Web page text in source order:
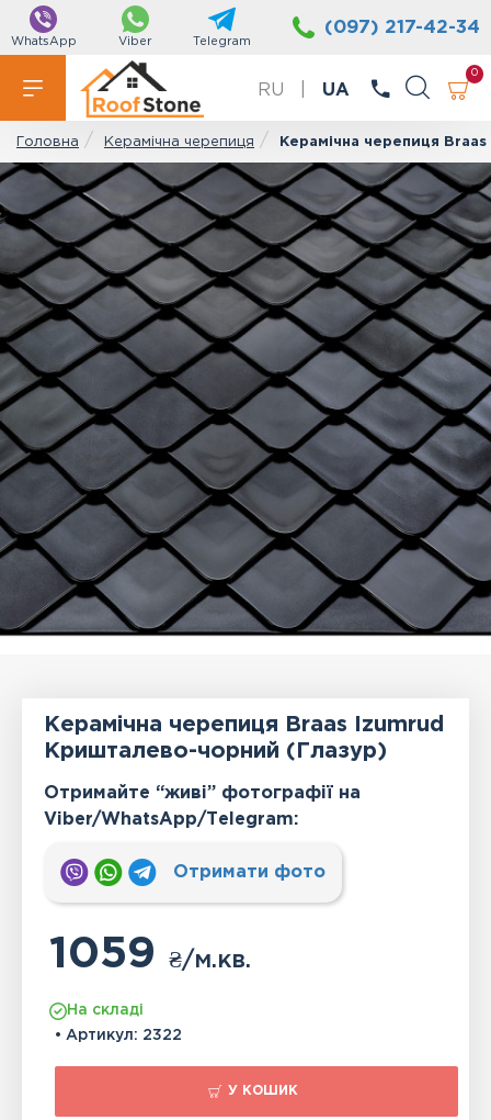
WhatsApp Viber Telegram
(097) 217-42-34
RU UA
0
Головна Керамічна черепиця Керамічна черепиця
Керамічна черепиця Braas Izumrud
Кришталево-чорний (Глазур)
Отримайте “живі” фотографії на
Viber/WhatsApp/Тelegram:
Отримати фото
1059₴/м.кв.
На складі
• Артикул: 2322
У КОШИК